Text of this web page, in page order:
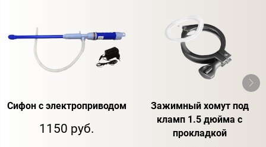
Сифон с электроприводом
1150 руб.
Зажимный хомут под
кламп 1.5 дюйма с
прокладкой